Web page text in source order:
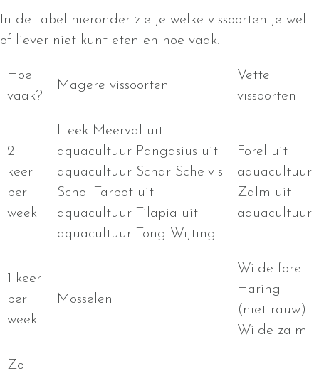
In de tabel hieronder zie je welke vissoorten je wel
of liever niet kunt eten en hoe vaak.
Hoe
vaak?
Magere vissoorten
Vette
vissoorten
2
keer
per
week
Heek Meerval uit
aquacultuur Pangasius uit
aquacultuur Schar Schelvis
Schol Tarbot uit
aquacultuur Tilapia uit
aquacultuur Tong Wijting
Forel uit
aquacultuur
Zalm uit
aquacultuur
1 keer
per
week
Mosselen
Wilde forel
Haring
(niet rauw)
Wilde zalm
Zo